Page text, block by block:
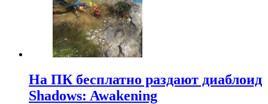
На ПК бесплатно раздают диаблоид
Shadows: Awakening